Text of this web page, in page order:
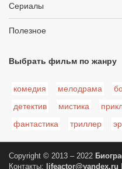
Сериалы
Полезное
Выбрать фильм по жанру
комедия мелодрама
детектив
мистика
фантастика
триллер
Copyright © 2013 – 2022
Контакты:
lifeactor@yandex.ru